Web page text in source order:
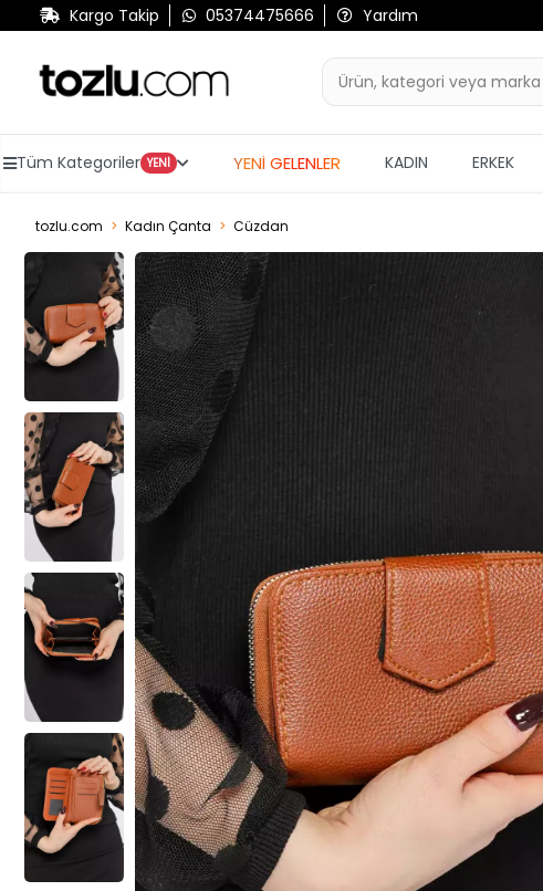
Kargo Takip 05374475666 Yardım
Tüm Kategoriler YENİ YENİ GELENLER KADIN ERKEK
tozlu.com Kadın Çanta Cüzdan